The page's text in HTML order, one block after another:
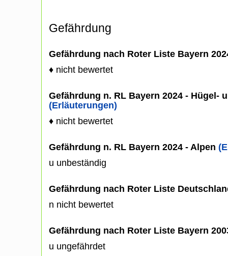
Gefährdung
Gefährdung nach Roter Liste Bayern
♦ nicht bewertet
Gefährdung n. RL Bayern 2024 - Hügel-
(Erläuterungen)
♦ nicht bewertet
Gefährdung n. RL Bayern 2024 - Alpen
u unbeständig
Gefährdung nach Roter Liste
n nicht bewertet
Gefährdung nach Roter Liste Bayern
u ungefährdet